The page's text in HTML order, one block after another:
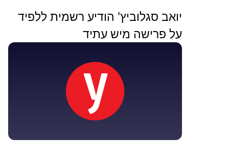
יואב סגלוביץ' הודיע רשמית ללפיד
על פרישה מיש עתיד